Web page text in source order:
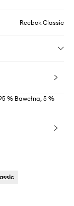
Reebok Classic
% Bawełna, 5 %